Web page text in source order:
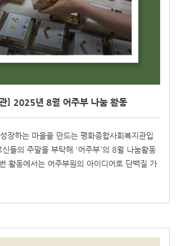
] 2025년 8월 어주부 나눔 활동
장하는 마을을 만드는 평화종합사회복지관입
들의 주말을 부탁해 '어주부'의 8월 나눔활동
활동에서는 어주부원의 아이디어로 단백질 가